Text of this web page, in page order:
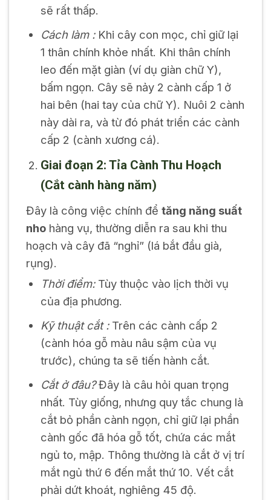
sẽ rất thấp.
Cách làm :Khi cây con mọc, chỉ giữ lại
1 thân chính khỏe nhất. Khi thân chính
leo đến mặt giàn (ví dụ giàn chữ Y),
bấm ngọn. Cây sẽ nảy 2 cành cấp 1 ở
hai bên (hai tay của chữ Y). Nuôi 2 cành
này dài ra, và từ đó phát triển các cành
cấp 2 (cành xương cá).
Giai đoạn 2: Tỉa Cành Thu Hoạch
(Cắt cành hàng năm)
Đây là công việc chính để tăng năng suất
nhohàng vụ, thường diễn ra sau khi thu
hoạch và cây đã “nghỉ” (lá bắt đầu già,
rụng).
Thời điểm:Tùy thuộc vào lịch thời vụ
của địa phương.
Kỹ thuật cắt :Trên các cành cấp 2
(cành hóa gỗ màu nâu sậm của vụ
trước), chúng ta sẽ tiến hành cắt.
Cắt ở đâu?Đây là câu hỏi quan trọng
nhất. Tùy giống, nhưng quy tắc chung là
cắt bỏ phần cành ngọn, chỉ giữ lại phần
cành gốc đã hóa gỗ tốt, chứa các mắt
ngủ to, mập. Thông thường là cắt ở vị trí
mắt ngủ thứ 6 đến mắt thứ 10. Vết cắt
phải dứt khoát, nghiêng 45 độ.